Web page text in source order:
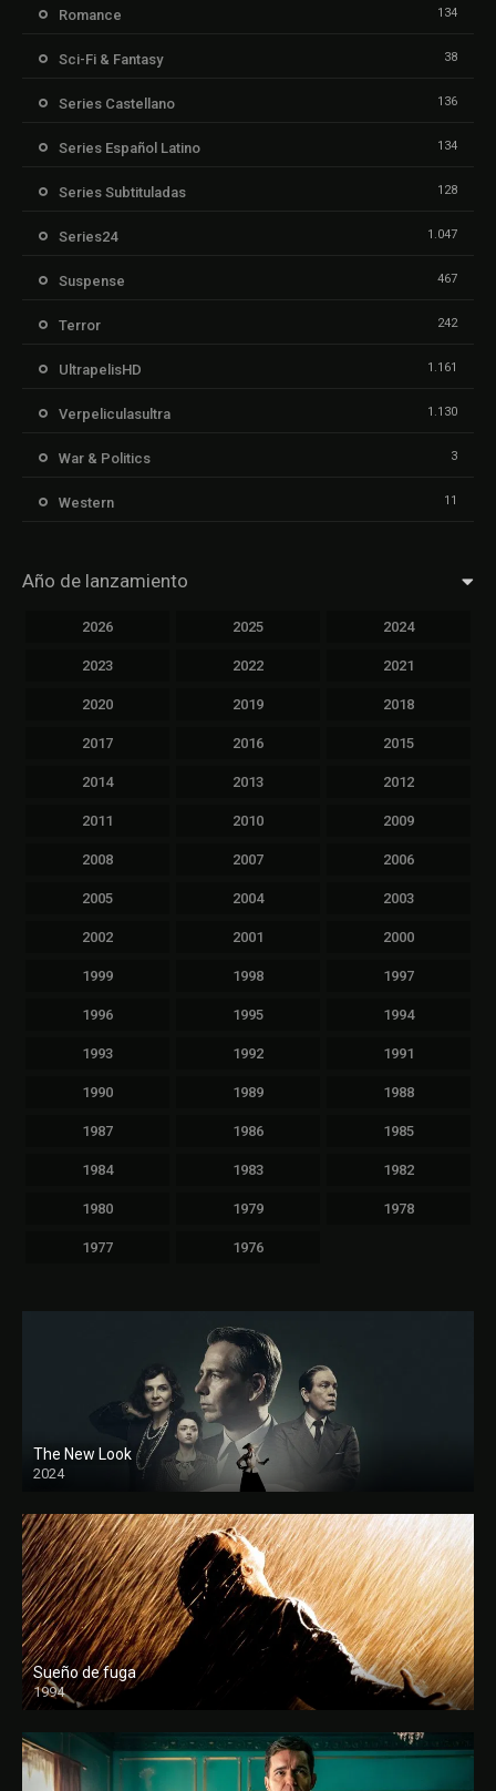
Romance 134
Sci-Fi & Fantasy 38
Series Castellano 136
Series Español Latino 134
Series Subtituladas 128
Series24 1.047
Suspense 467
Terror 242
UltrapelisHD 1.161
Verpeliculasultra 1.130
War & Politics 3
Western 11
Año de lanzamiento
2026 2025 2024
2023 2022 2021
2020 2019 2018
2017 2016 2015
2014 2013 2012
2011 2010 2009
2008 2007 2006
2005 2004 2003
2002 2001 2000
1999 1998 1997
1996 1995 1994
1993 1992 1991
1990 1989 1988
1987 1986 1985
1984 1983 1982
1980 1979 1978
1977 1976
The New Look
2024
Sueño de fuga
1994
FULL HD